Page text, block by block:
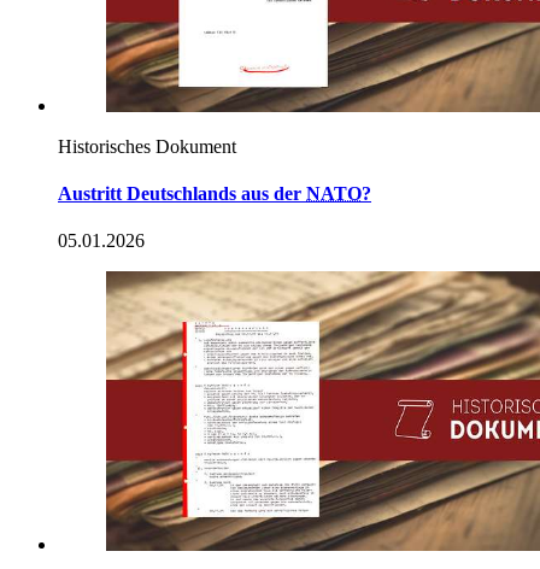
Historisches Dokument
Austritt Deutschlands aus der NATO?
05.01.2026